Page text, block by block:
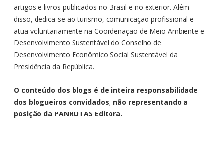
artigos e livros publicados no Brasil e no exterior. Além
disso, dedica-se ao turismo, comunicação profissional e
atua voluntariamente na Coordenação de Meio Ambiente e
Desenvolvimento Sustentável do Conselho de
Desenvolvimento Econômico Social Sustentável da
Presidência da República.
O conteúdo dos blogs é de inteira responsabilidade
dos blogueiros convidados, não representando a
posição da PANROTAS Editora.